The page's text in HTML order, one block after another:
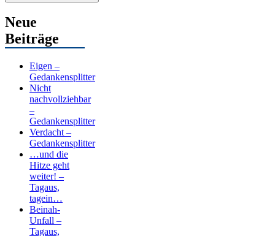
Neue
Beiträge
Eigen –
Gedankensplitter
Nicht
nachvollziehbar
–
Gedankensplitter
Verdacht –
Gedankensplitter
…und die
Hitze geht
weiter! –
Tagaus,
tagein…
Beinah-
Unfall –
Tagaus,